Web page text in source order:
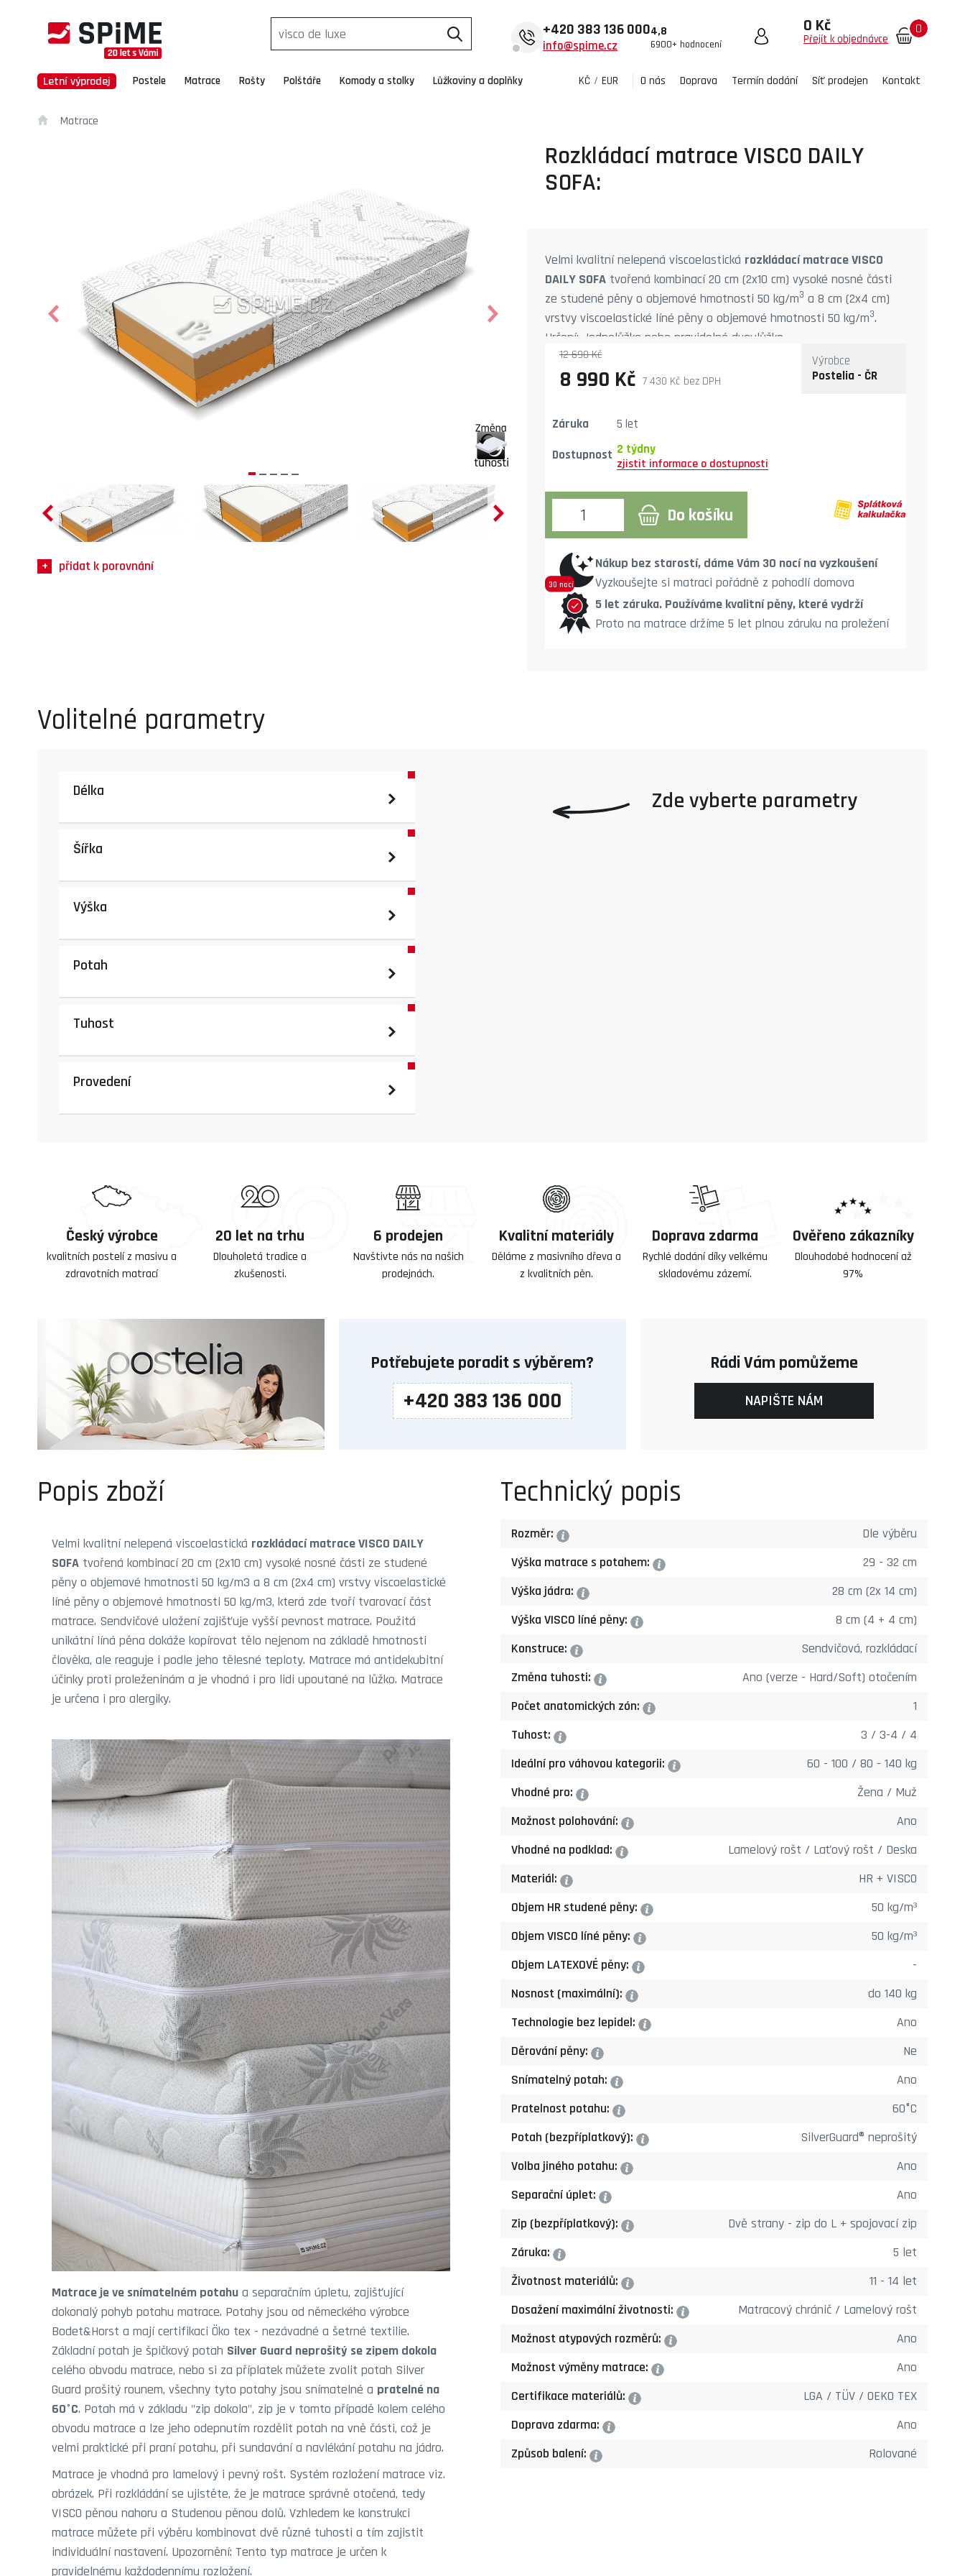
+420 383 136 000
info@spime.cz
4,8
6900+ hodnocení
0 Kč
Přejít k objednávce
0
Letní výprodej Postele Matrace Rošty Polštáře Komody a stolky Lůžkoviny a doplňky KČ / EUR O nás Doprava Termín dodání Síť prodejen Kontakt
Matrace
přidat k porovnání
Rozkládací matrace VISCO DAILY
SOFA:
Velmi kvalitní nelepená viscoelastická rozkládací matrace VISCO
DAILY SOFA tvořená kombinací 20 cm (2x10 cm) vysoké nosné části
ze studené pěny o objemové hmotnosti 50 kg/m3 a 8 cm (2x4 cm)
vrstvy viscoelastické líné pěny o objemové hmotnosti 50 kg/m3.
Určení: Jednolůžko nebo pravidelné dvoulůžko.
8 990 Kč bez DPH
7 430 Kč
12 690 Kč
Výrobce
Postelia - ČR
Záruka
5 let
Dostupnost 2 týdny
Do košíku
30 nocí
Nákup bez starostí, dáme Vám 30 nocí na vyzkoušení
Vyzkoušejte si matraci pořádně z pohodlí domova
5 let záruka. Používáme kvalitní pěny, které vydrží
Proto na matrace držíme 5 let plnou záruku na proležení
Volitelné parametry
Délka
Šířka
Výška
Potah
Tuhost
Provedení
Český výrobce
kvalitních postelí z masivu a
zdravotních matrací
20 let na trhu
Dlouholetá tradice a
zkušenosti.
6 prodejen
Navštivte nás na našich
prodejnách.
Kvalitní materiály
Děláme z masivního dřeva a
z kvalitních pěn.
Doprava zdarma
Rychlé dodání díky velkému
skladovému zázemí.
Ověřeno zákazníky
Dlouhodobé hodnocení až
97%
Potřebujete poradit s výběrem?
+420 383 136 000
Rádi Vám pomůžeme
NAPIŠTE NÁM
Popis zboží
Velmi kvalitní nelepená viscoelastická rozkládací matrace VISCO DAILY
SOFA tvořená kombinací 20 cm (2x10 cm) vysoké nosné části ze studené
pěny o objemové hmotnosti 50 kg/m3 a 8 cm (2x4 cm) vrstvy viscoelastické
líné pěny o objemové hmotnosti 50 kg/m3, která zde tvoří tvarovací část
matrace. Sendvičové uložení zajišťuje vyšší pevnost matrace. Použitá
unikátní líná pěna dokáže kopírovat tělo nejenom na základě hmotnosti
člověka, ale reaguje i podle jeho tělesné teploty. Matrace má antidekubitní
účinky proti proleženinám a je vhodná i pro lidi upoutané na lůžko. Matrace
je určena i pro alergiky.
Matrace je ve snímatelném potahu a separačním úpletu, zajišťující
dokonalý pohyb potahu matrace. Potahy jsou od německého výrobce
Bodet&Horst a mají certifikaci Öko tex - nezávadné a šetrné textilie.
Základní potah je špičkový potah Silver Guard neprošitý se zipem dokola
celého obvodu matrace, nebo si za příplatek můžete zvolit potah Silver
Guard prošitý rounem, všechny tyto potahy jsou snímatelné a pratelné na
60°C. Potah má v základu "zip dokola", zip je v tomto případě kolem celého
obvodu matrace a lze jeho odepnutím rozdělit potah na vně části, což je
velmi praktické při praní potahu, při sundavání a navlékání potahu na jádro.
Matrace je vhodná pro lamelový i pevný rošt. Systém rozložení matrace viz.
obrázek. Při rozkládání se ujistěte, že je matrace správně otočená, tedy
VISCO pěnou nahoru a Studenou pěnou dolů. Vzhledem ke konstrukci
matrace můžete při výběru kombinovat dvě různé tuhosti a tím zajistit
individuální nastavení. Upozornění: Tento typ matrace je určen k
pravidelnému každodennímu rozložení.
Technický popis
Rozměr: ?
Dle výběru
Výška matrace s potahem: ?
29 - 32 cm
Výška jádra: ?
28 cm (2x 14 cm)
Výška VISCO líné pěny: ?
8 cm (4 + 4 cm)
Konstruce: ?
Sendvičová, rozkládací
Změna tuhosti: ?
Ano (verze - Hard/Soft) otočením
Počet anatomických zón: ?
1
Tuhost: ?
3 / 3-4 / 4
Ideální pro váhovou kategorii: ?
60 - 100 / 80 - 140 kg
Vhodné pro: ?
Žena / Muž
Možnost polohování: ?
Ano
Vhodné na podklad: ?
Lamelový rošt / Laťový rošt / Deska
Materiál: ?
HR + VISCO
Objem HR studené pěny: ?
50 kg/m³
Objem VISCO líné pěny: ?
50 kg/m³
Objem LATEXOVÉ pěny: ?
-
Nosnost (maximální): ?
do 140 kg
Technologie bez lepidel: ?
Ano
Děrování pěny: ?
Ne
Snímatelný potah: ?
Ano
Pratelnost potahu: ?
60°C
Potah (bezpříplatkový): ?
SilverGuard® neprošitý
Volba jiného potahu: ?
Ano
Separační úplet: ?
Ano
Zip (bezpříplatkový): ?
Dvě strany - zip do L + spojovací zip
Záruka: ?
5 let
Životnost materiálů: ?
11 - 14 let
Dosažení maximální životnosti: ?
Matracový chránič / Lamelový rošt
Možnost atypových rozměrů: ?
Ano
Možnost výměny matrace: ?
Ano
Certifikace materiálů: ?
LGA / TÜV / OEKO TEX
Doprava zdarma: ?
Ano
Způsob balení: ? Rolované